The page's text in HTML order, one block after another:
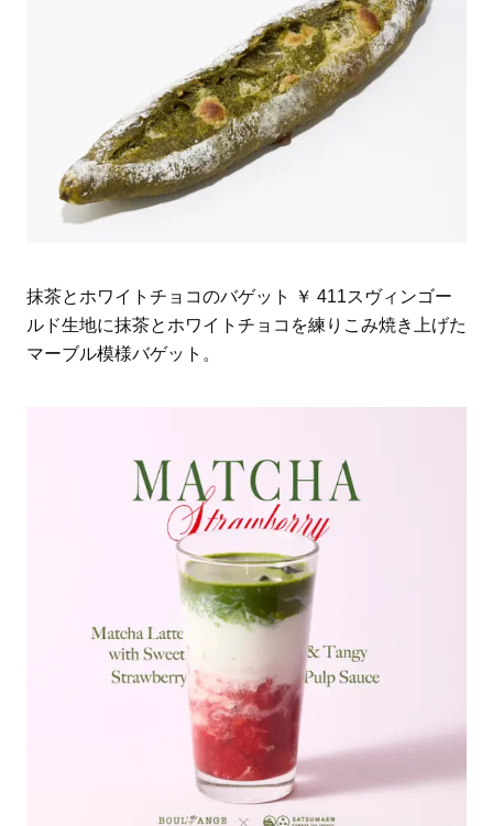
抹茶とホワイトチョコのバゲット ￥ 411スヴィンゴー
ルド生地に抹茶とホワイトチョコを練りこみ焼き上げた
マーブル模様バゲット。